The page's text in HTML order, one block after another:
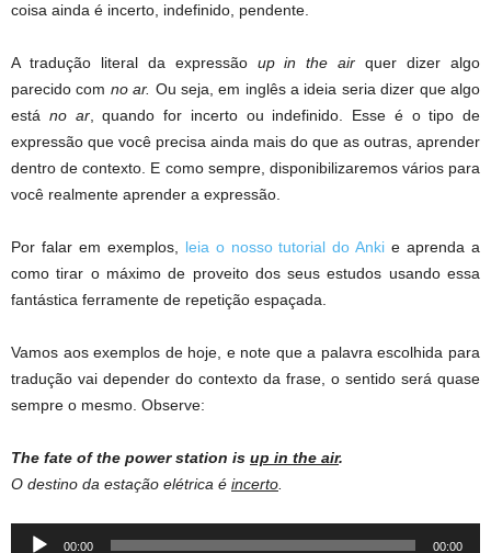
coisa ainda é incerto, indefinido, pendente.
A tradução literal da expressão up in the air quer dizer algo
parecido com no ar. Ou seja, em inglês a ideia seria dizer que algo
está no ar, quando for incerto ou indefinido. Esse é o tipo de
expressão que você precisa ainda mais do que as outras, aprender
dentro de contexto. E como sempre, disponibilizaremos vários para
você realmente aprender a expressão.
Por falar em exemplos, leia o nosso tutorial do Ankie aprenda a
como tirar o máximo de proveito dos seus estudos usando essa
fantástica ferramente de repetição espaçada.
Vamos aos exemplos de hoje, e note que a palavra escolhida para
tradução vai depender do contexto da frase, o sentido será quase
sempre o mesmo. Observe:
The fate of the power station is up in the air.
O destino da estação elétrica é incerto
Audio
00:00 00:00